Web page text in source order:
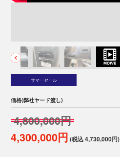
サマーセール
価格(弊社ヤード渡し)
4,800,000円
4,300,000円 (税込 4,730,000円)